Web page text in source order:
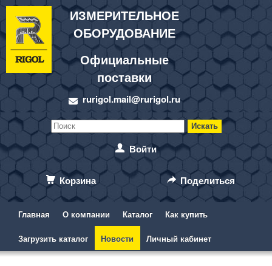
ИЗМЕРИТЕЛЬНОЕ
ОБОРУДОВАНИЕ
Официальные
поставки
rurigol.mail@rurigol.ru
Войти
Корзина Поделиться
Главная О компании Каталог Как купить
Загрузить каталог Новости Личный кабинет